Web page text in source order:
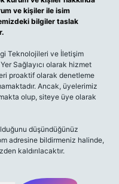
ve kişiler ile isim
bilgiler taslak
Teknolojileri ve İletişim
Sağlayıcı olarak hizmet
proaktif olarak denetleme
Ancak, üyelerimiz
olup, siteye üye olarak
düşündüğünüz
adresine bildirmeniz halinde,
kaldırılacaktır.